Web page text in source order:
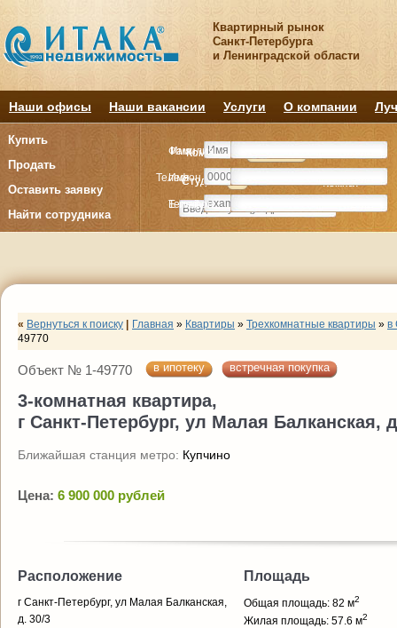
Квартирный рынок
Санкт-Петербурга
и Ленинградской области
Наши офисы Наши вакансии Услуги О компании
Купить
Продать
Оставить заявку
Найти сотрудника
Комнату
Студия Комнат
Комнату
Студия Комнат
Имя
Телефон
E-mail
Фамилия
Имя
Телефон
« Вернуться к поиску Главная » Квартиры » Трехкомнатные квартиры » в
49770
Объект № 1-49770 в ипотеку встречная покупка
3-комнатная квартира,
г Санкт-Петербург, ул Малая Балканская,
Ближайшая станция метро: Купчино
Цена: 6 900 000 рублей
Расположение
г Санкт-Петербург, ул Малая Балканская,
д. 30/3
Площадь
Общая площадь: 82 м2
Жилая площадь: 57.6 м2